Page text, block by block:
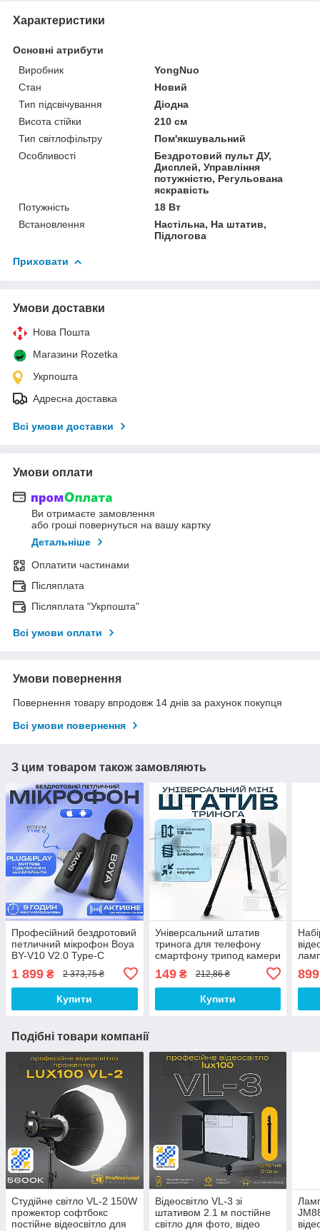
Характеристики
Основні атрибути
Виробник
YongNuo
Стан
Новий
Тип підсвічування
Діодна
Висота стійки
210 см
Тип світлофільтру
Пом'якшувальний
Особливості
Бездротовий пульт ДУ,
Дисплей, Управління
потужністю, Регульована
яскравість
Потужність
18 Вт
Встановлення
Настільна, На штатив,
Підлогова
Приховати
Умови доставки
Нова Пошта
Магазини Rozetka
Укрпошта
Адресна доставка
Всі умови доставки
Умови оплати
Ви отримаєте замовлення
або гроші повернуться на вашу картку
Детальніше
Оплатити частинами
Післяплата
Післяплата "Укрпошта"
Всі умови оплати
Умови повернення
Повернення товару впродовж 14 днів за рахунок покупця
Всі умови повернення
З цим товаром також замовляють
Професійний бездротовий
петличний мікрофон Boya
BY-V10 V2.0 Type-C
андроїда
1 899 ₴ 2 373,75 ₴
Купити
Універсальний штатив
тринога для телефону
смартфону трипод камери
фотоапарати відеокамери
149₴ 212,86 ₴
Купити
899
Подібні товари компанії
Студійне світло VL-2 150W
прожектор софтбокс
постійне відеосвітло для
Відеосвітло VL-3 зі
штативом 2.1 м постійне
світло для фото, відео